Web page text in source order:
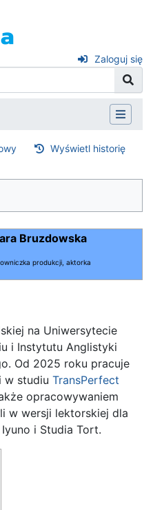
Zaloguj się
Wyświetl historię
Bruzdowska
produkcji, aktorka
na Uniwersytecie
i Instytutu Anglistyki
Od 2025 roku pracuje
w studiu TransPerfect
opracowywaniem
w wersji lektorskiej dla
i Studia Tort.